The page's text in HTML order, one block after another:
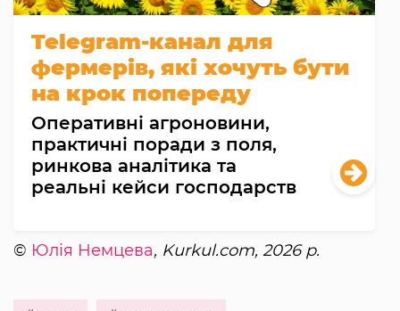
Telegram-канал для
фермерів, які хочуть бути
на крок попереду
Оперативні агроновини,
практичні поради з поля,
ринкова аналітика та
реальні кейси господарств
© Юлія Немцева, Kurkul.com, 2026 р.